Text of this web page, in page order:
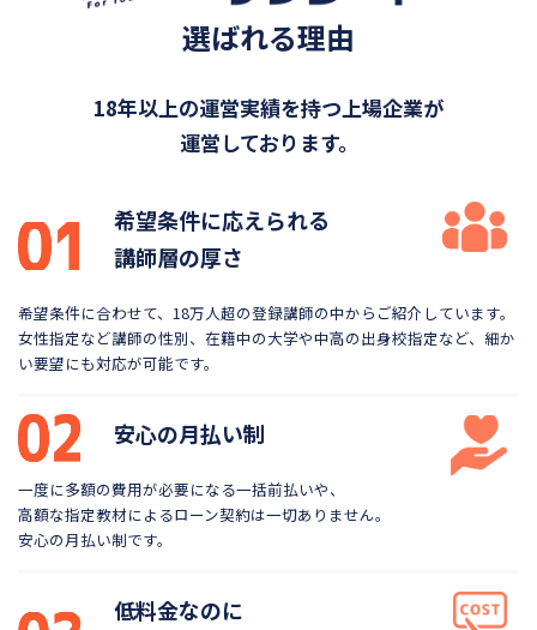
選ばれる理由
18年以上の運営実績を持つ上場企業が
運営しております。
希望条件に応えられる
講師層の厚さ
希望条件に合わせて、18万人超の登録講師の中から ご紹介しています。
女性指定など講師の性別、在籍中の大学や中高の出身校指定など、細か
い要望にも対応が可能です。
安心の月払い制
一度に多額の費用が必要になる一括前払いや、
高額な指定教材によるローン契約は一切ありません。
安心の月払い制です。
低料金なのに